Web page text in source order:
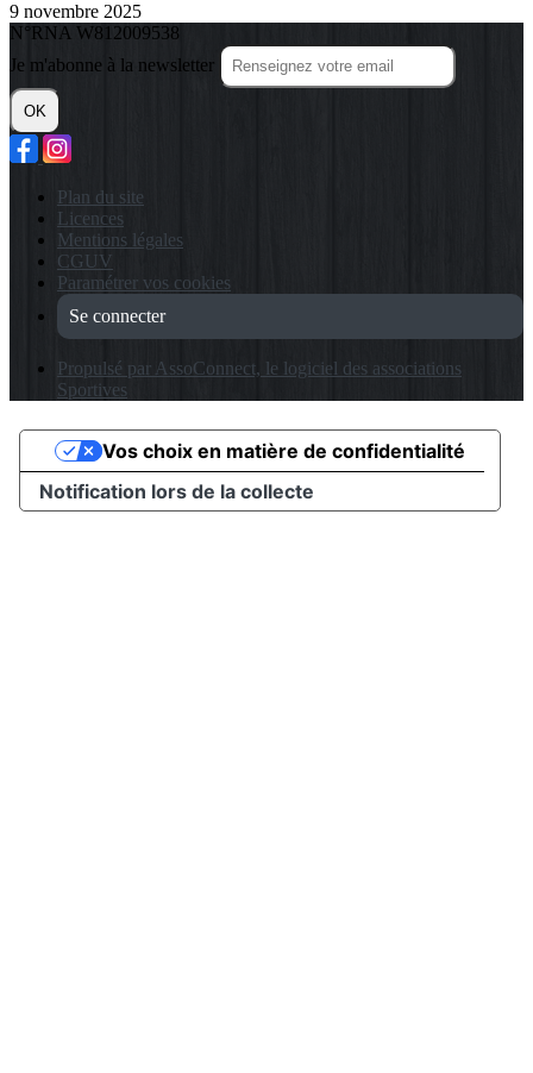
9 novembre 2025
N°RNA W812009538
Je m'abonne à la newsletter
OK
Plan du site
Licences
Mentions légales
CGUV
Paramétrer vos cookies
Se connecter
Propulsé par AssoConnect, le logiciel des associations
Sportives
Notification lors de la collecte
Vos choix en matière de confidentialité